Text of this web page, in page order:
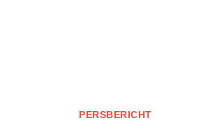
PERSBERICHT